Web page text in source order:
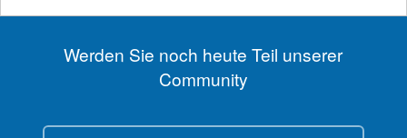
Werden Sie noch heute Teil unserer
Community